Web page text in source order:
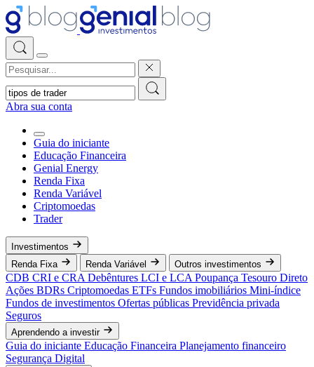
Abra sua conta
Guia do iniciante
Educação Financeira
Genial Energy
Renda Fixa
Renda Variável
Criptomoedas
Trader
Investimentos
Renda Fixa
Renda Variável Outros investimentos
CDB CRI e CRA Debêntures LCI e LCA Poupança Tesouro Direto
Ações BDRs Criptomoedas ETFs Fundos imobiliários Mini-índice
Fundos de investimentos Ofertas públicas Previdência privada
Seguros
Aprendendo a investir
Guia do iniciante Educação Financeira Planejamento financeiro
Segurança Digital